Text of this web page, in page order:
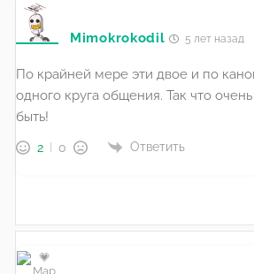
Mimokrokodil 5 лет назад
По крайней мере эти двое и по
одного круга общения. Так что
быть!
2 0 Ответить